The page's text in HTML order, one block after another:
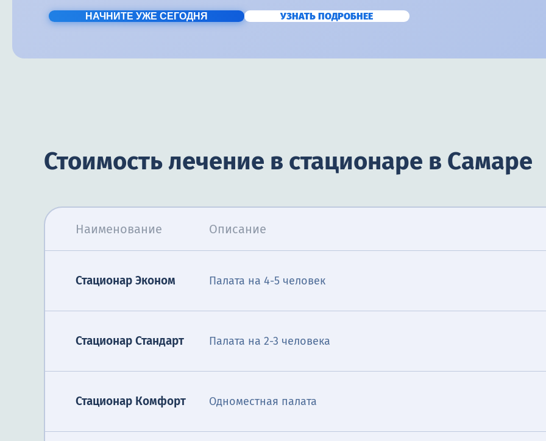
НАЧНИТЕ УЖЕ СЕГОДНЯ УЗНАТЬ ПОДРОБНЕЕ
Стоимость лечение в стационаре в Самаре
Наименование Описание
Стационар Эконом Палата на 4-5 человек
Стационар Стандарт Палата на 2-3 человека
Стационар Комфорт Одноместная палата